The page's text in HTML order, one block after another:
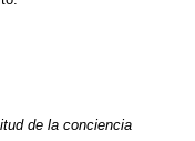
de la conciencia